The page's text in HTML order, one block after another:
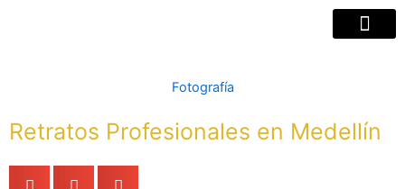
Fotografía
Retratos Profesionales en Medellín